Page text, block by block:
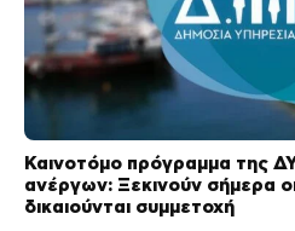
Καινοτόμο πρόγραμμα της
ανέργων: Ξεκινούν σήμερα οι
δικαιούνται συμμετοχή